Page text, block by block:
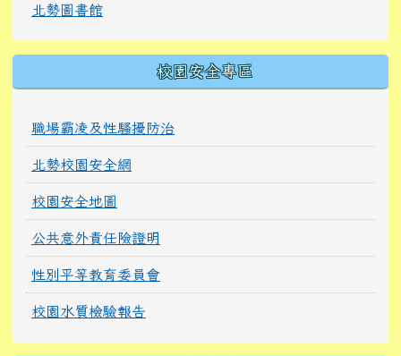
北勢圖書館
校園安全專區
職場霸凌及性騷擾防治
北勢校園安全網
校園安全地圖
公共意外責任險證明
性別平等教育委員會
校園水質檢驗報告